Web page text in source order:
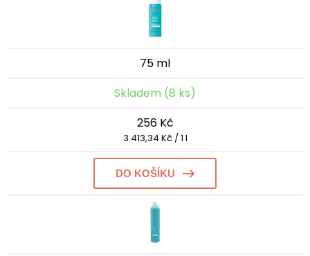
75 ml
Skladem (8 ks)
256 Kč
3 413,34 Kč / 1 l
DO KOŠÍKU